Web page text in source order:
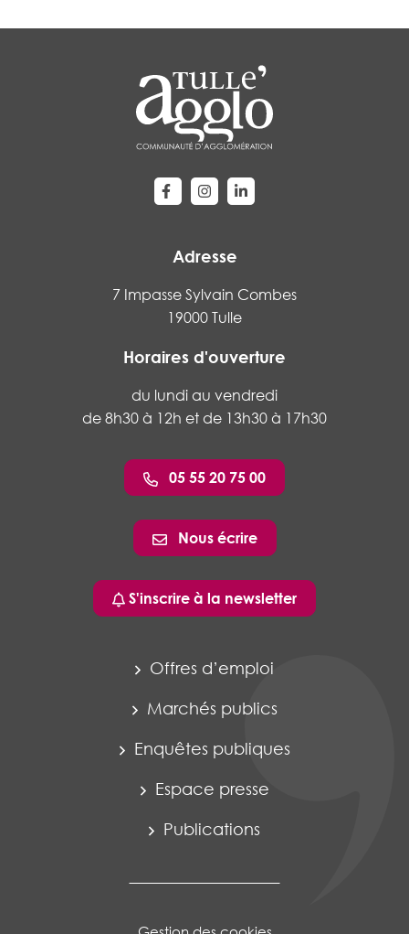
Lien vers le compte Facebook
Lien vers le compte Instagram
Lien vers le compte
Adresse
7 Impasse Sylvain Combes
19000 Tulle
Horaires d'ouverture
du lundi au vendredi
de 8h30 à 12h et de 13h30 à 17h30
05 55 20 75 00
Nous écrire
S'inscrire à la newsletter
Offres d’emploi
Marchés publics
Enquêtes publiques
Espace presse
Publications